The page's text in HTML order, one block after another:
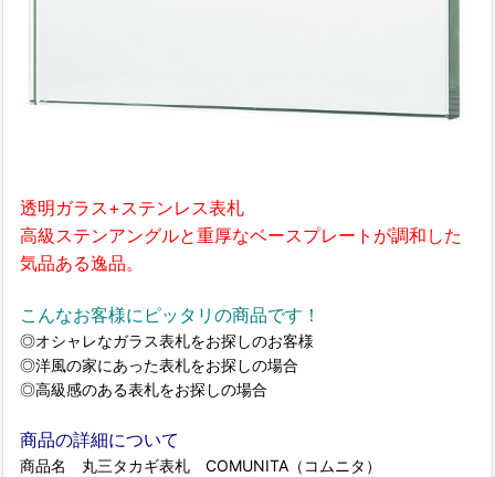
透明ガラス+ステンレス表札
高級ステンアングルと重厚なベースプレートが調和した
気品ある逸品。
こんなお客様にピッタリの商品です！
◎オシャレなガラス表札をお探しのお客様
◎洋風の家にあった表札をお探しの場合
◎高級感のある表札をお探しの場合
商品の詳細について
商品名 丸三タカギ表札 COMUNITA（コムニタ）